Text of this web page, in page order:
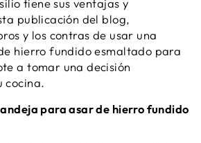
tiene sus ventajas y
publicación del blog,
y los contras de usar una
hierro fundido esmaltado para
a tomar una decisión
cocina.
para asar de hierro fundido